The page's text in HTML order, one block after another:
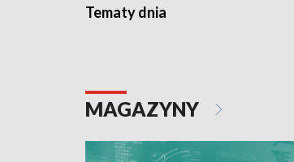
Tematy dnia
MAGAZYNY